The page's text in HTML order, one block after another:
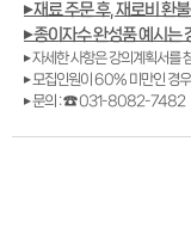
▸ 재료 주문 후, 재로비 환
▸ 종이자수 완성품 예시는
▸ 자세한 사항은 강의계획서를
▸ 모집인원이 60% 미만인 경
▸ 문의 : ☎ 031-8082-7482